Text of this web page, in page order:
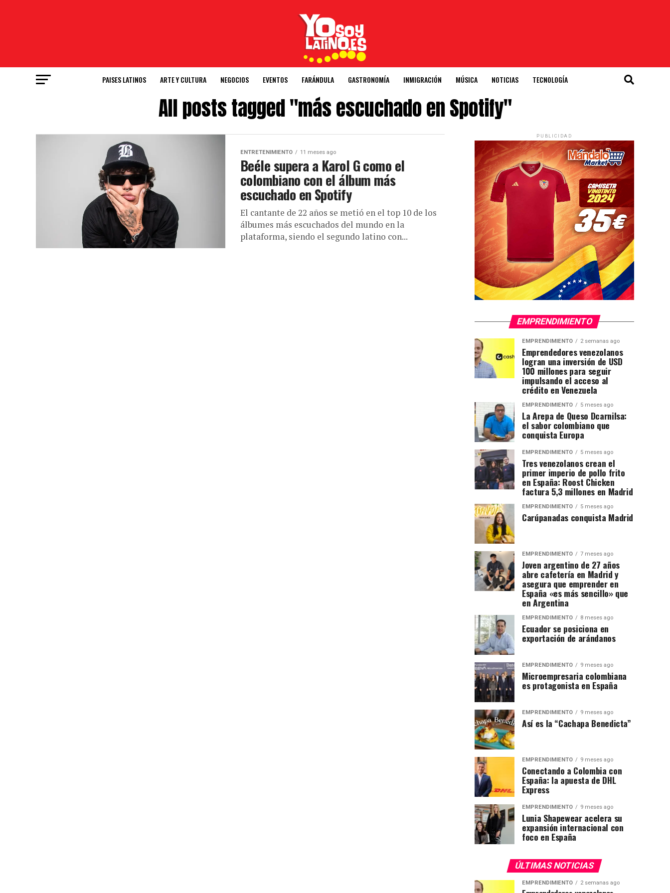
PAISES LATINOS ARTE Y CULTURA NEGOCIOS EVENTOS FARÁNDULA GASTRONOMÍA INMIGRACIÓN MÚSICA NOTICIAS TECNOLOGÍA
All posts tagged "más escuchado en Spotify"
ENTRETENIMIENTO 11 meses ago
Beéle supera a Karol G como el
colombiano con el álbum más
escuchado en Spotify
El cantante de 22 años se metió en el top 10 de los
álbumes más escuchados del mundo en la
plataforma, siendo el segundo latino con...
PUBLICIDAD
EMPRENDIMIENTO
EMPRENDIMIENTO 2 semanas ago
Emprendedores venezolanos
logran una inversión de USD
100 millones para seguir
impulsando el acceso al
crédito en Venezuela
EMPRENDIMIENTO 5 meses ago
La Arepa de Queso Dcarnilsa:
el sabor colombiano que
conquista Europa
EMPRENDIMIENTO 5 meses ago
Tres venezolanos crean el
primer imperio de pollo frito
en España: Roost Chicken
factura 5,3 millones en Madrid
EMPRENDIMIENTO 5 meses ago
Carúpanadas conquista Madrid
EMPRENDIMIENTO 7 meses ago
Joven argentino de 27 años
abre cafetería en Madrid y
asegura que emprender en
España «es más sencillo» que
en Argentina
EMPRENDIMIENTO 8 meses ago
Ecuador se posiciona en
exportación de arándanos
EMPRENDIMIENTO 9 meses ago
Microempresaria colombiana
es protagonista en España
EMPRENDIMIENTO 9 meses ago
Así es la “Cachapa Benedicta”
EMPRENDIMIENTO 9 meses ago
Conectando a Colombia con
España: la apuesta de DHL
Express
EMPRENDIMIENTO 9 meses ago
Lunia Shapewear acelera su
expansión internacional con
foco en España
ÚLTIMAS NOTICIAS
EMPRENDIMIENTO 2 semanas ago